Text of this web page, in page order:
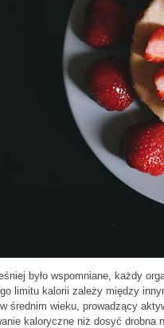
było wspomniane, każdy
limitu kalorii zależy między
średnim wieku, prowadzący
kaloryczne niż dosyć drobna